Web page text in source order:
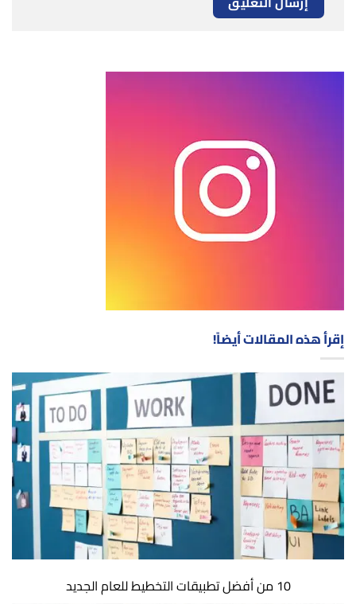
إقرأ هذه المقالات أيضاً!
10 من أفضل تطبيقات التخطيط للعام الجديد